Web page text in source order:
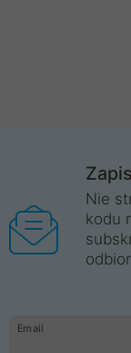
Nie
kodu
Email